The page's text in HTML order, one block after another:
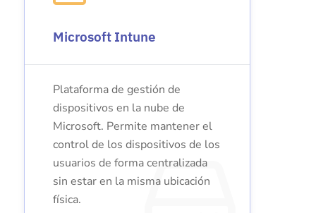
Microsoft Intune
Plataforma de gestión de
dispositivos en la nube de
Microsoft. Permite mantener el
control de los dispositivos de los
usuarios de forma centralizada
sin estar en la misma ubicación
física.